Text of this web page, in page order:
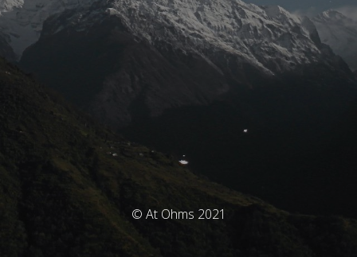
© At Ohms 2021